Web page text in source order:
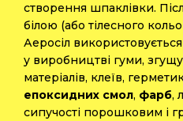
створення шпаклівки.
білою (або тілесного
Аеросіл
у виробництві гуми,
матеріалів, клеїв,
епоксидних смол, фарб,
сипучості порошковим і